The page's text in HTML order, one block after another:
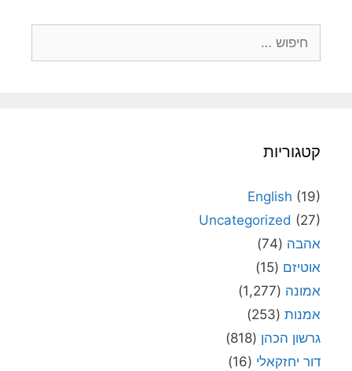
קטגוריות
English (19)
Uncategorized (27)
אהבה (74)
אוטיזם (15)
אמונה (1,277)
אמנות (253)
גרשון הכהן (818)
דור יחזקאלי (16)